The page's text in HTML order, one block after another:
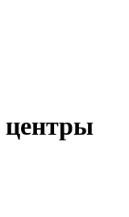
центры